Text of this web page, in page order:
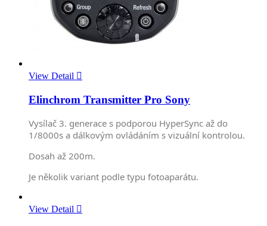
View Detail 
Elinchrom Transmitter Pro Sony
Vysílač 3. generace s podporou HyperSync až do
1/8000s a dálkovým ovládáním s vizuální kontrolou.
Dosah až 200m.
Je několik variant podle typu fotoaparátu.
View Detail 